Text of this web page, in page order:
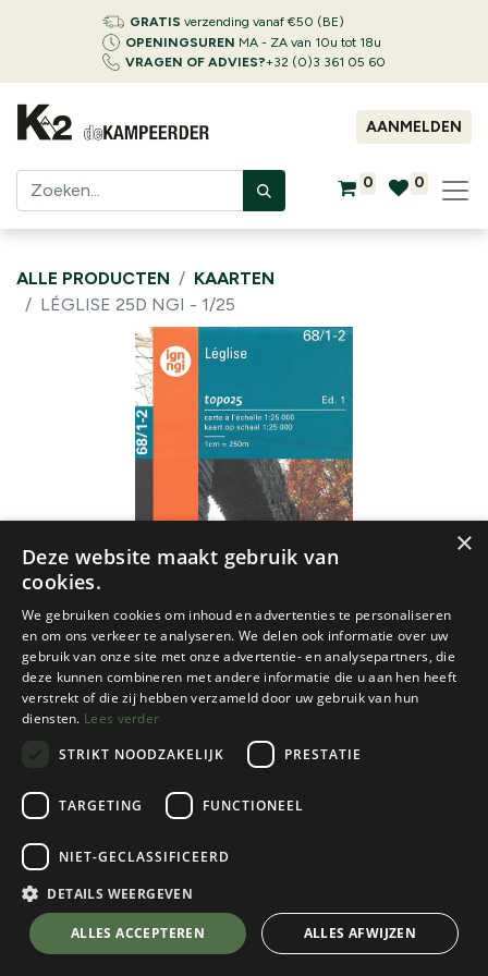
GRATIS verzending vanaf €50 (BE)
OPENINGSUREN MA - ZA van 10u tot 18u
VRAGEN OF ADVIES?+32 (0)3 361 05 60
AANMELDEN
0 0
ALLE PRODUCTEN
KAARTEN
LÉGLISE 25D NGI - 1/25
NGI
Léglise 25d ngi - 1/25
€8,50
💬 Stel je vraag over dit product via WhatsApp
×
Deze website maakt gebruik van
cookies.
We gebruiken cookies om inhoud en advertenties te personaliseren
en om ons verkeer te analyseren. We delen ook informatie over uw
gebruik van onze site met onze advertentie- en analysepartners, die
deze kunnen combineren met andere informatie die u aan hen heeft
verstrekt of die zij hebben verzameld door uw gebruik van hun
diensten. Lees verder
STRIKT NOODZAKELIJK
PRESTATIE
TARGETING FUNCTIONEEL
NIET-GECLASSIFICEERD
DETAILS WEERGEVEN
ALLES ACCEPTEREN ALLES AFWIJZEN